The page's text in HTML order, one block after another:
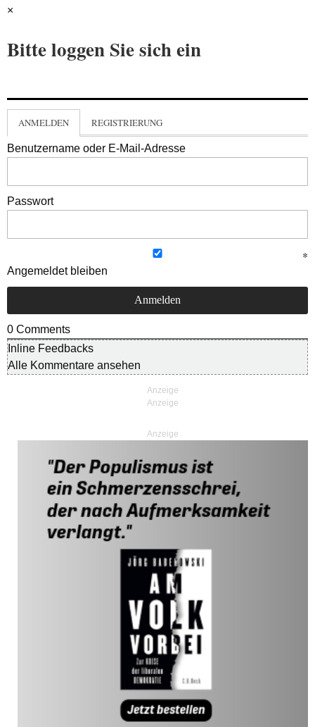
×
Bitte loggen Sie sich ein
ANMELDEN REGISTRIERUNG
Benutzername oder E-Mail-Adresse
Passwort
Angemeldet bleiben
0 Comments
Inline Feedbacks
Alle Kommentare ansehen
Anzeige